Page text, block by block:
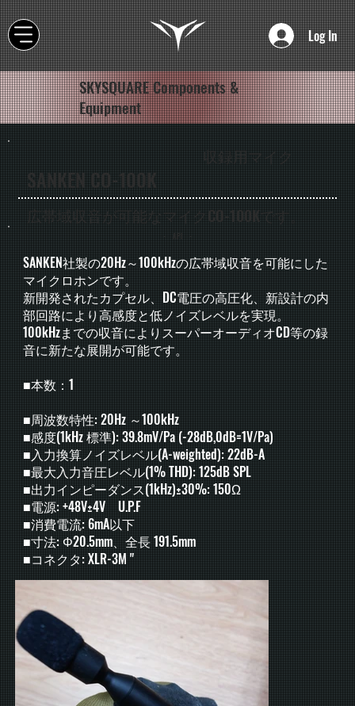
Log In
SKYSQUARE Components &
Equipment
- API -
SANKEN社製の20Hz～100kHzの広帯域収音を可能にした
マイクロホンです。
新開発されたカプセル、DC電圧の高圧化、新設計の内
部回路により高感度と低ノイズレベルを実現。
100kHzまでの収音によりスーパーオーディオCD等の録
音に新たな展開が可能です。
■本数：1
■周波数特性: 20Hz ～100kHz
■感度(1kHz 標準): 39.8mV/Pa (-28dB,0dB=1V/Pa)
■入力換算ノイズレベル(A-weighted): 22dB-A
■最大入力音圧レベル(1% THD): 125dB SPL
■出力インピーダンス(1kHz)±30%: 150Ω
■電源: +48V±4V U.P.F
■消費電流: 6mA以下
■寸法: Φ20.5mm、全長 191.5mm
■コネクタ: XLR-3M "
収録用マイク
SANKEN CO-100K
広帯域収音が可能なマイクCO-100Kです。